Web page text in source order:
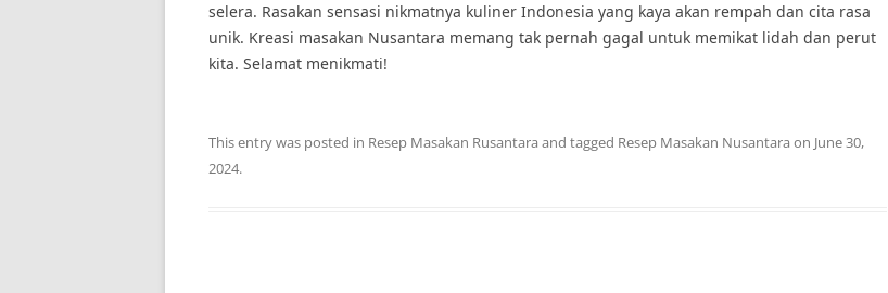
selera. Rasakan sensasi nikmatnya kuliner Indonesia yang kaya akan rempah dan cita rasa
unik. Kreasi masakan Nusantara memang tak pernah gagal untuk memikat lidah dan perut
kita. Selamat menikmati!
This entry was posted in Resep Masakan Rusantara and tagged Resep Masakan Nusantara on June 30,
2024.